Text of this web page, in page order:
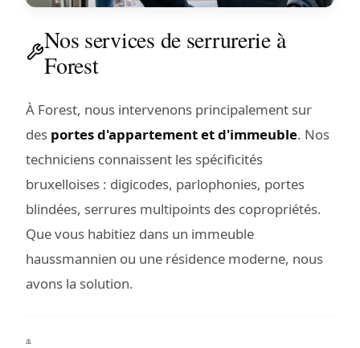
Nos services de serrurerie à
Forest
À Forest, nous intervenons principalement sur
des portes d'appartement et d'immeuble. Nos
techniciens connaissent les spécificités
bruxelloises : digicodes, parlophonies, portes
blindées, serrures multipoints des copropriétés.
Que vous habitiez dans un immeuble
haussmannien ou une résidence moderne, nous
avons la solution.